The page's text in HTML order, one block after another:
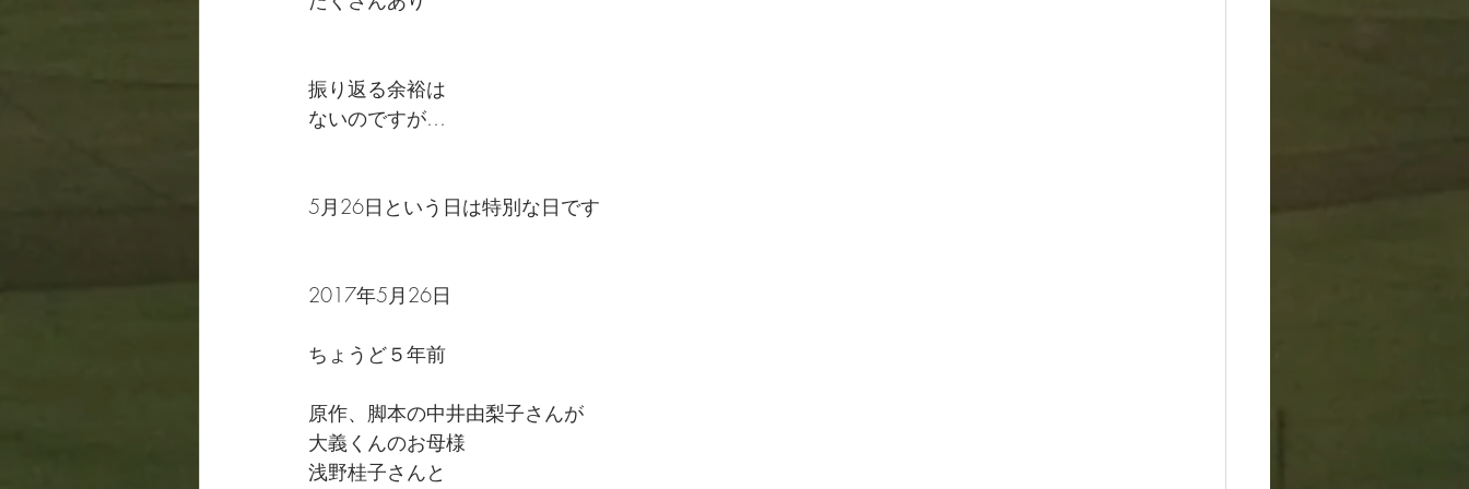
振り返る余裕は
ないのですが…
5月26日という日は特別な日です
2017年5月26日
ちょうど５年前
原作、脚本の中井由梨子さんが
大義くんのお母様
浅野桂子さんと